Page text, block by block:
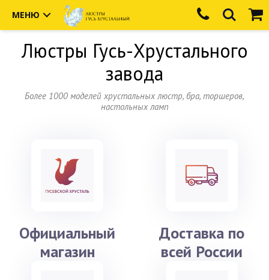
МЕНЮ
Люстры Гусь-Хрустального
завода
Более 1000 моделей хрустальных люстр, бра, торшеров,
настольных ламп
Официальный
магазин
Доставка по
всей России